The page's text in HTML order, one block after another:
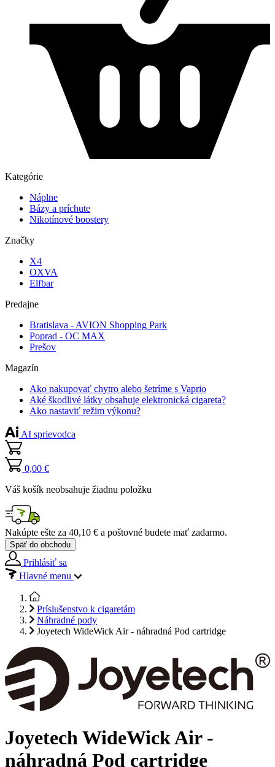
Kategórie
Náplne
Bázy a príchute
Nikotínové boostery
Značky
X4
OXVA
Elfbar
Predajne
Bratislava - AVION Shopping Park
Poprad - OC MAX
Prešov
Magazín
Ako nakupovať chytro alebo šetríme s Vaprio
Aké škodlivé látky obsahuje elektronická cigareta?
Ako nastaviť režim výkonu?
AI sprievodca
0,00 €
Váš košík neobsahuje žiadnu položku
Nakúpte ešte za 40,10 € a poštovné budete mať zadarmo.
Späť do obchodu
Prihlásiť sa
Hlavné menu
Príslušenstvo k cigaretám
Náhradné pody
Joyetech WideWick Air - náhradná Pod cartridge
Joyetech WideWick Air -
náhradná Pod cartridge